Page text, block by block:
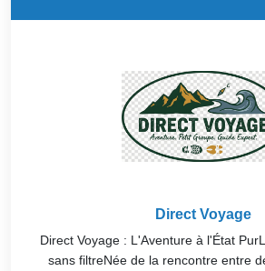
Direct Voyage
Direct Voyage : L'Aventure à l'État
sans filtreNée de la rencontre entre